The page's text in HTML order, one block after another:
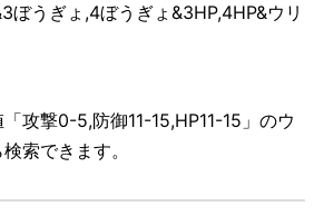
ぼうぎょ,4ぼうぎょ&3HP,4HP&ウリ
攻撃0-5,防御11-15,HP11-15」のウ
索できます。